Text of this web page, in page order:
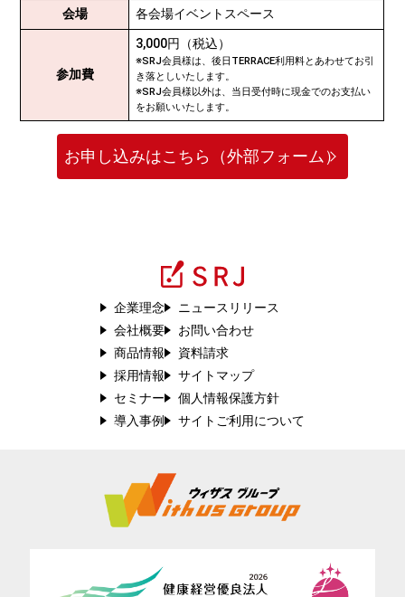
会場 各会場イベントスペース
参加費
3,000円（税込）
※SRJ会員様は、後日TERRACE利用料とあわせてお引
き落としいたします。
※SRJ会員様以外は、当日受付時に現金でのお支払い
をお願いいたします。
お申し込みはこちら（外部フォーム）
企業理念
会社概要
商品情報
採用情報
セミナー
導入事例
ニュースリリース
お問い合わせ
資料請求
サイトマップ
個人情報保護方針
サイトご利用について